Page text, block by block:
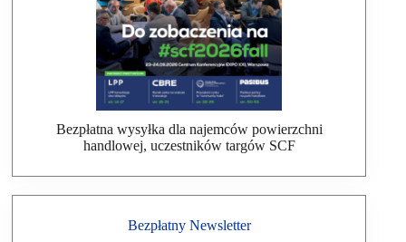
Bezpłatna wysyłka dla najemców powierzchni
handlowej, uczestników targów SCF
Bezpłatny Newsletter